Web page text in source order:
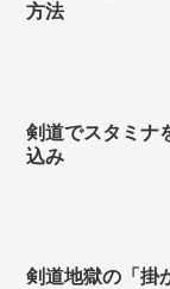
方法
剣道でスタミナ
込み
剣道地獄の「掛